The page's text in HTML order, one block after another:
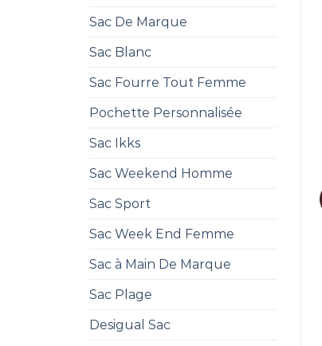
Sac De Marque
Sac Blanc
Sac Fourre Tout Femme
Pochette Personnalisée
Sac Ikks
Sac Weekend Homme
Sac Sport
Sac Week End Femme
Sac à Main De Marque
Sac Plage
Desigual Sac